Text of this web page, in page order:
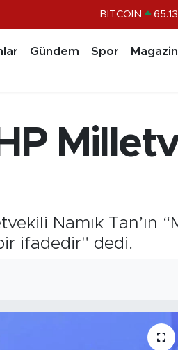
BITCOIN
BİST100
Gündem Spor Magazin
Namık Tan’ın
ifadedir" dedi.